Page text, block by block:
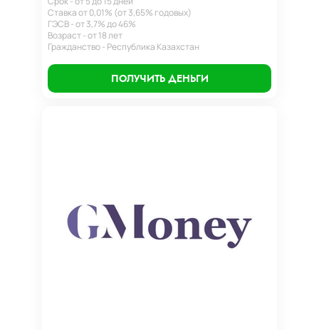
Ставка от 0,01% (от 3,65% годовых)
ГЭСВ - от 3,7% до 46%
Возраст - от 18 лет
Гражданство - Республика Казахстан
ПОЛУЧИТЬ ДЕНЬГИ